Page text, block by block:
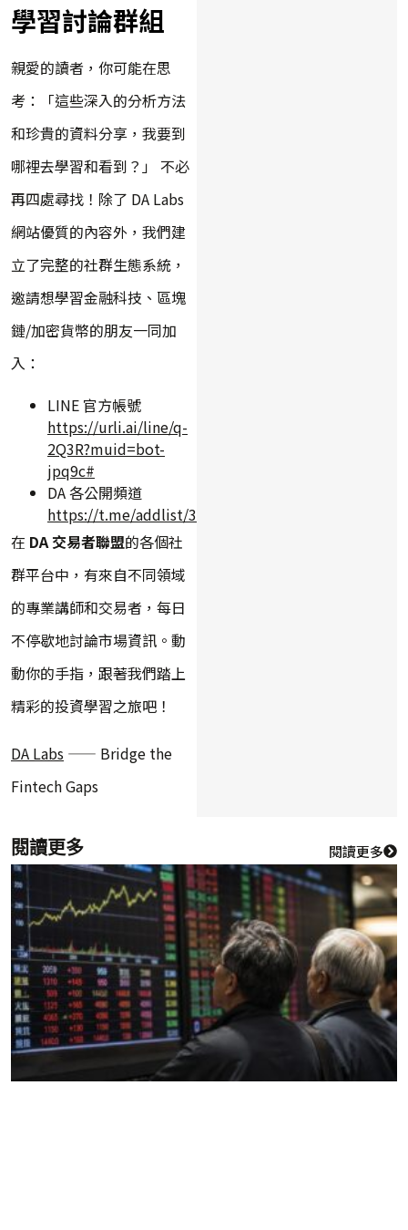
學習討論群組
親愛的讀者，你可能在思
考：「這些深入的分析方法
和珍貴的資料分享，我要到
哪裡去學習和看到？」 不必
再四處尋找！除了 DA Labs
網站優質的內容外，我們建
立了完整的社群生態系統，
邀請想學習金融科技、區塊
鏈/加密貨幣的朋友一同加
入：
LINE 官方帳號
https://urli.ai/line/q-
2Q3R?muid=bot-
jpq9c#
DA 各公開頻道
https://t.me/addlist/3qrlxEnu7slkYWY9
在 DA 交易者聯盟的各個社
群平台中，有來自不同領域
的專業講師和交易者，每日
不停歇地討論市場資訊。動
動你的手指，跟著我們踏上
精彩的投資學習之旅吧！
DA Labs —— Bridge the
Fintech Gaps
閱讀更多 閱讀更多